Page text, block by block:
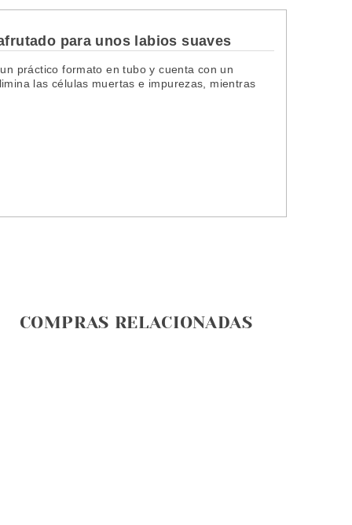
para unos labios suaves
práctico formato en tubo y cuenta con un
las células muertas e impurezas, mientras
COMPRAS RELACIONADAS